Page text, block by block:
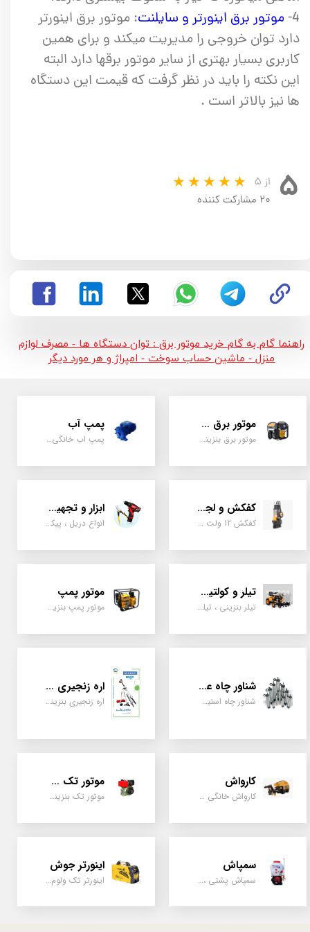
4- موتور برق اینورتر و سایلنت: موتور برق اینورتر
دارد توان خروجی را مدیریت میکند و برای همین
کاربری بسیار بهتری از سایر موتور برقها دارد البته
این نکته را باید در نظر گرفت که قیمت این دستگاه
ها نیز بالاتر است .
۵ از ۵
۲۰ مشارکت کننده
راهنما گام به گام خرید موتور برق : توان دستگاه ها - مصرف لوازم
منزل - ماشین حساب سوخت - امپراژ و هر مورد دیگر
موتور برق و ژنراتور
موتور برق بنزینی، دیزلی ، گازی ، سه گانه سوز
پمپ آب
پمپ اب خانگی، بشقابی ، جتی ، دو پروانه کشاورزی
کفکش و لجن کش
کفکش 12 ولت ، 220 ولت ، یک اینچ به بالا لجن کش کاتردار، لجن کش چدنی
ابزار و تجهیزات
انواع دریل ، پیکور، ابزارالات، سیل مکانیکی، قطعات پمپ
تیلر و کولتیواتور
تیلر بنزینی ، تیلر دیزل، تیلر چهار چرخ، تیلر مزرعه و کشاورزی
موتور پمپ
موتور پمپ بنزینی، دیزلی، نفتی ، یک اینچ به بالا
شناور چاه عمیق
شناور چاه استیل ، تک فاز و سه فاز، یک اینچ به بالا
اره زنجیری / علفتراش
اره زنجیری بنزینی ، علفتراش دو زمانه و چهار زمانه ، دوشی و پشتی
کارواش
کارواش خانگی و صنعتی و نیمه صنعتی
موتور تک سیلندر
موتور تک بنزینی ، دیزلی، کارتینگی ، تیلری
سمپاش
سمپاش پشتی ، زمبه ای ، فرغونی ، دستی ، موتوری
اینورتر جوش
اینورتر تک ولوم و دو ولوم امپر بالا